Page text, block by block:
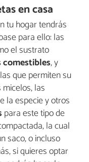
en casa
tu hogar tendrás
para ello: las
el sustrato
comestibles, y
que permiten su
las
la especie y otros
para este tipo de
la cual
saco, o incluso
si quieres optar